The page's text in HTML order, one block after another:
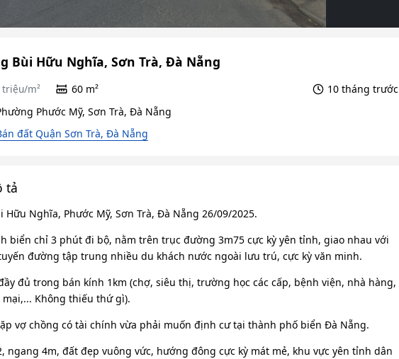
Bùi Hữu Nghĩa, Sơn Trà, Đà Nẵng
m² 60 m²
10 tháng trước
Phước Mỹ, Sơn Trà, Đà Nẵng
đất Quận Sơn Trà, Đà Nẵng
tả
Hữu Nghĩa, Phước Mỹ, Sơn Trà, Đà Nẵng 26/09/2025.
biển chỉ 3 phút đi bộ, nằm trên trục đường 3m75 cực kỳ yên tỉnh, giao nhau với
đường tập trung nhiều du khách nước ngoài lưu trú, cực kỳ văn minh.
đủ trong bán kính 1km (chợ, siêu thị, trường học các cấp, bệnh viện, nhà hàng,
Không thiếu thứ gì).
vợ chồng có tài chính vừa phải muốn định cư tại thành phố biển Đà Nẵng.
ngang 4m, đất đẹp vuông vức, hướng đông cực kỳ mát mẻ, khu vực yên tỉnh dân